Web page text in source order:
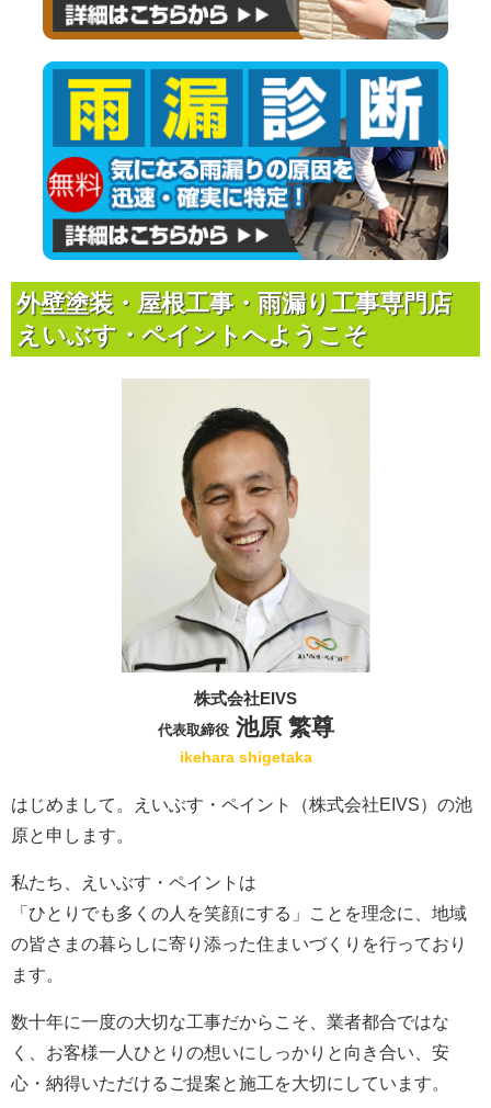
外壁塗装・屋根工事・雨漏り工事専門店
えいぶす・ペイントへようこそ
株式会社EIVS
代表取締役池原 繁尊
ikehara shigetaka
はじめまして。えいぶす・ペイント（株式会社EIVS）の池
原と申します。
私たち、えいぶす・ペイントは
「ひとりでも多くの人を笑顔にする」ことを理念に、地域
の皆さまの暮らしに寄り添った住まいづくりを行っており
ます。
数十年に一度の大切な工事だからこそ、業者都合ではな
く、お客様一人ひとりの想いにしっかりと向き合い、安
心・納得いただけるご提案と施工を大切にしています。